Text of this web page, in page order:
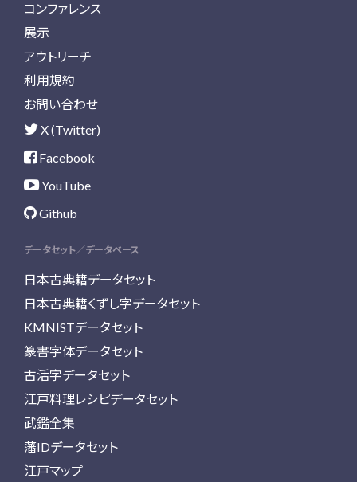
コンファレンス
展示
アウトリーチ
利用規約
お問い合わせ
X (Twitter)
Facebook
YouTube
Github
データセット／データベース
日本古典籍データセット
日本古典籍くずし字データセット
KMNISTデータセット
篆書字体データセット
古活字データセット
江戸料理レシピデータセット
武鑑全集
藩IDデータセット
江戸マップ